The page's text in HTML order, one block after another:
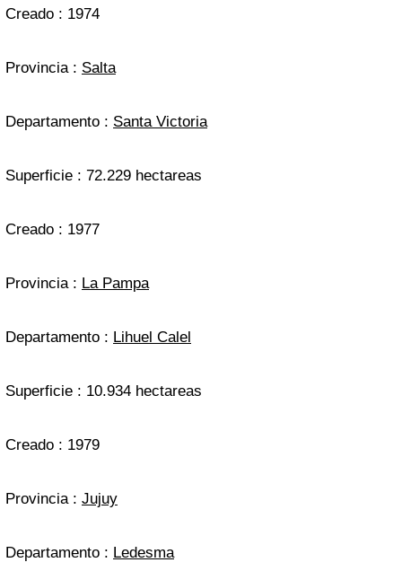
Creado : 1974
Provincia : Salta
Departamento : Santa Victoria
Superficie : 72.229 hectareas
Creado : 1977
Provincia : La Pampa
Departamento : Lihuel Calel
Superficie : 10.934 hectareas
Creado : 1979
Provincia : Jujuy
Departamento : Ledesma